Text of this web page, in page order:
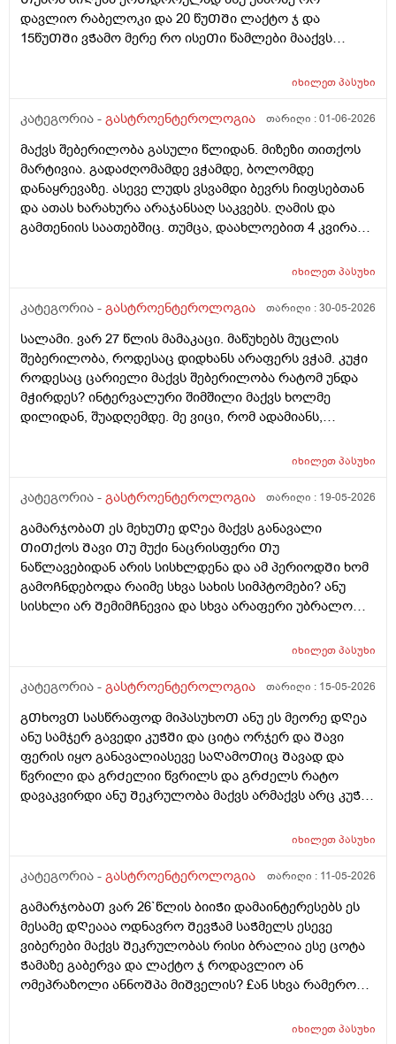
დავლიო რაბელოკი და 20 წუᲗᲨი ლაქტო ჯ და
15წუᲗᲨი ვᲭამო მერე რო ისეᲗი წამლები მააქვს
მიდრეკილი ვარ და 26წლის ბიᲭი ვარ. ეს წამლები
ბიენზა, კალციმესი .)
იხილეთპასუხი
კატეგორია - გასტროენტეროლოგია თარიღი :01-06-2026
მაქვს შებერილობა გასული წლიდან. მიზეზი თითქოს
მარტივია. გადაძღომამდე ვჭამდე, ბოლომდე
დანაყრევაზე. ასევე ლუდს ვსვამდი ბევრს ჩიფსებთან
და ათას ხარახურა არაჯანსაღ საკვებს. ღამის და
გამთენიის საათებშიც. თუმცა, დაახლოებით 4 კვირაა
კალორიულ დეფიციტში ვარ და ყველაფერს ჯანსაღს
ისევ შებერილობა მაქვს, საშინელი სუნის მქონე გაზები
ვაკეთებ ხოლმე ხანდახან შუადღე-საღამომდე და
მუცელი ძალიან მებერება. ცარიელიც კი! მხოლოდ
წყალი მაქვს დალეული. ვერაფრით ვიგებ რით
ვუშველო. ნაჭამი ვარ - შებერილობა მაქვს, უჭმელი
ვარ - მაინც შსბერილობა მაქვს. ვითომ, ქ პორციაზე
ცვლა და მეტაბოლიზმიც დარღვეული მაქვს.
იხილეთპასუხი
კატეგორია - გასტროენტეროლოგია თარიღი :30-05-2026
სალამი. ვარ 27 წლის მამაკაცი. მაწუხებს მუცლის
შებერილობა, როდესაც დიდხანს არაფერს ვჭამ. კუჭი
როდესაც ცარიელი მაქვს შებერილობა რატომ უნდა
მჭირდეს? ინტერვალური შიმშილი მაქვს ხოლმე
დილიდან, შუადღემდე. მე ვიცი, რომ ადამიანს,
უენერგიოგა შეიძლება სჭირდეს, მაგრამ შებერილობა
არაქისის კარაქთან ერთად და ვითომ მაგისი ბრალია?
შებერილობა. მაგრამ, მაინც, მშიერზე ასე შებერილი
ვარ ხოლმე. რატომ?
იხილეთპასუხი
კატეგორია - გასტროენტეროლოგია თარიღი : 19-05-2026
გამარჯობაᲗ ეს მეხუᲗე დᲦეა მაქვს განავალი
ᲗიᲗქოს Შავი Თუ მუქი ნაცრისფერი Თუ
ნაწლავებიდან არის სისხლდენა და ამ პერიოდᲨი ხომ
გამოᲩნდებოდა რაიმე სხვა სახის სიმპტომები? ანუ
სისხლი არ ᲨემიმᲩნევია და სხვა არაფერი უბრალოდ
ᲨეიᲫლება იყოს ფერის ცვლილება ? იმიტორო ამ
განავალი და კუᲭᲨი გასვლიᲗ წვრილად გავდივარ და
მოქმედებს და რომ ვᲨარდავ სწორ ნაწლავᲨი ᲗიᲗქოს
ვგრდზნობ რომ რაგაც მაწვება დაა ᲨარსვიᲗ ცოტას
ვᲨარდავ არის Შარდვა ამასᲗან რაიმე კავᲨირᲨი?
ლაქტო ჯ ს ვსვავ და რავი მიᲨველისამაზე? 4დᲦეა
ვსვავდა ისევ ისე ვარ წამალს მსგავს არაფერს არ
იხილეთპასუხი
კატეგორია - გასტროენტეროლოგია თარიღი : 15-05-2026
გᲗხოვᲗ სასწრაფოდ მიპასუხოᲗ ანუ ეს მეორე დᲦეა
ანუ სამჯერ გავედი კუᲭᲨი და ციტა ორჯერ და Შავი
ფერის იყო განავალიასევე საᲦამოᲗიც Შავად და
წვრილი და გრᲫელიი წვრილს და გრᲫელს რატო
დავაკვირდი ანუ Შეკრულობა მაქვს არმაქვს არც კუᲭის
და არ მიᲭამია ისეᲗიარაფერი ეს ფერირო მიცემოდა
წყლული ან სისხლდენა ან სწორი მსხვილი
იხილეთპასუხი
კატეგორია - გასტროენტეროლოგია თარიღი : 11-05-2026
გამარჯობაᲗ ვარ 26`წლის ბიიᲭი დამაინტერესებს ეს
მესამე დᲦეააა ოდნავრო ᲨევᲭამ საᲭმელს ესევე
ვიბერები მაქვს Შეკრულობას რისი ბრალია ესე ცოტა
Ჭამაზე გაბერვა და ლაქტო ჯ როდავლიო ან
ომეპრაზოლი ანნოᲨპა მიᲨველის? £ან სხვა რამერომ
იხილეთპასუხი